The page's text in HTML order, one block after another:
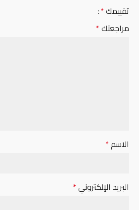
تقييمك*
مراجعتك*
الاسم*
البريد الإلكتروني*